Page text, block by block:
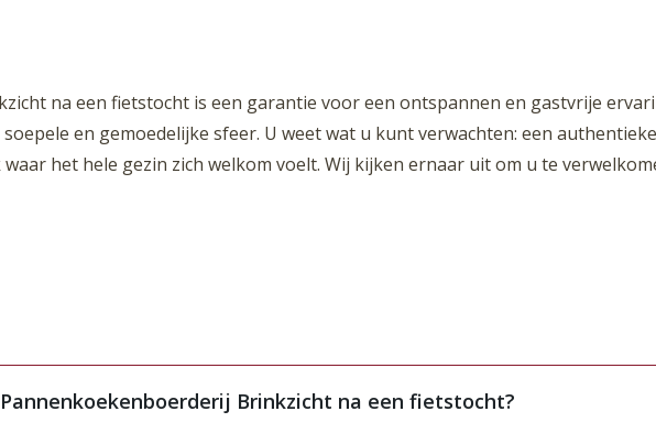
na een fietstocht is een garantie voor een ontspannen en gastvrije
en gemoedelijke sfeer. U weet wat u kunt verwachten: een
het hele gezin zich welkom voelt. Wij kijken ernaar uit om u te
Brinkzicht na een fietstocht?